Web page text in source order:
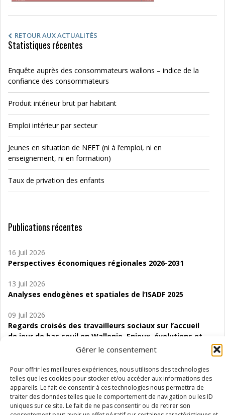
Gérer le consentement
Pour offrir les meilleures expériences, nous utilisons des technologies
telles que les cookies pour stocker et/ou accéder aux informations des
appareils. Le fait de consentir à ces technologies nous permettra de
traiter des données telles que le comportement de navigation ou les ID
uniques sur ce site. Le fait de ne pas consentir ou de retirer son
RETOUR AUX ACTUALITÉS
Statistiques récentes
Enquête auprès des consommateurs wallons – indice de la
confiance des consommateurs
Produit intérieur brut par habitant
Emploi intérieur par secteur
Jeunes en situation de NEET (ni à l’emploi, ni en
enseignement, ni en formation)
Taux de privation des enfants
Publications récentes
16 Juil 2026
Perspectives économiques régionales 2026-2031
13 Juil 2026
Analyses endogènes et spatiales de l’ISADF 2025
09 Juil 2026
Regards croisés des travailleurs sociaux sur l’accueil
de jour de bas seuil en Wallonie. Enjeux, évolutions et
06 Juil 2026
Étude d’évaluabilité des Structures
d’accompagnement à l’autocréation d’emploi (SAACE)
01 Juil 2026